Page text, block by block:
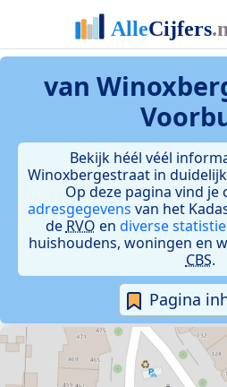
van
Bekijk héél véél
Winoxbergestraat in
Op deze pagina vind je
adresgegevens van het
de RVO en diverse
huishoudens, woningen en
CBS.
Pagina